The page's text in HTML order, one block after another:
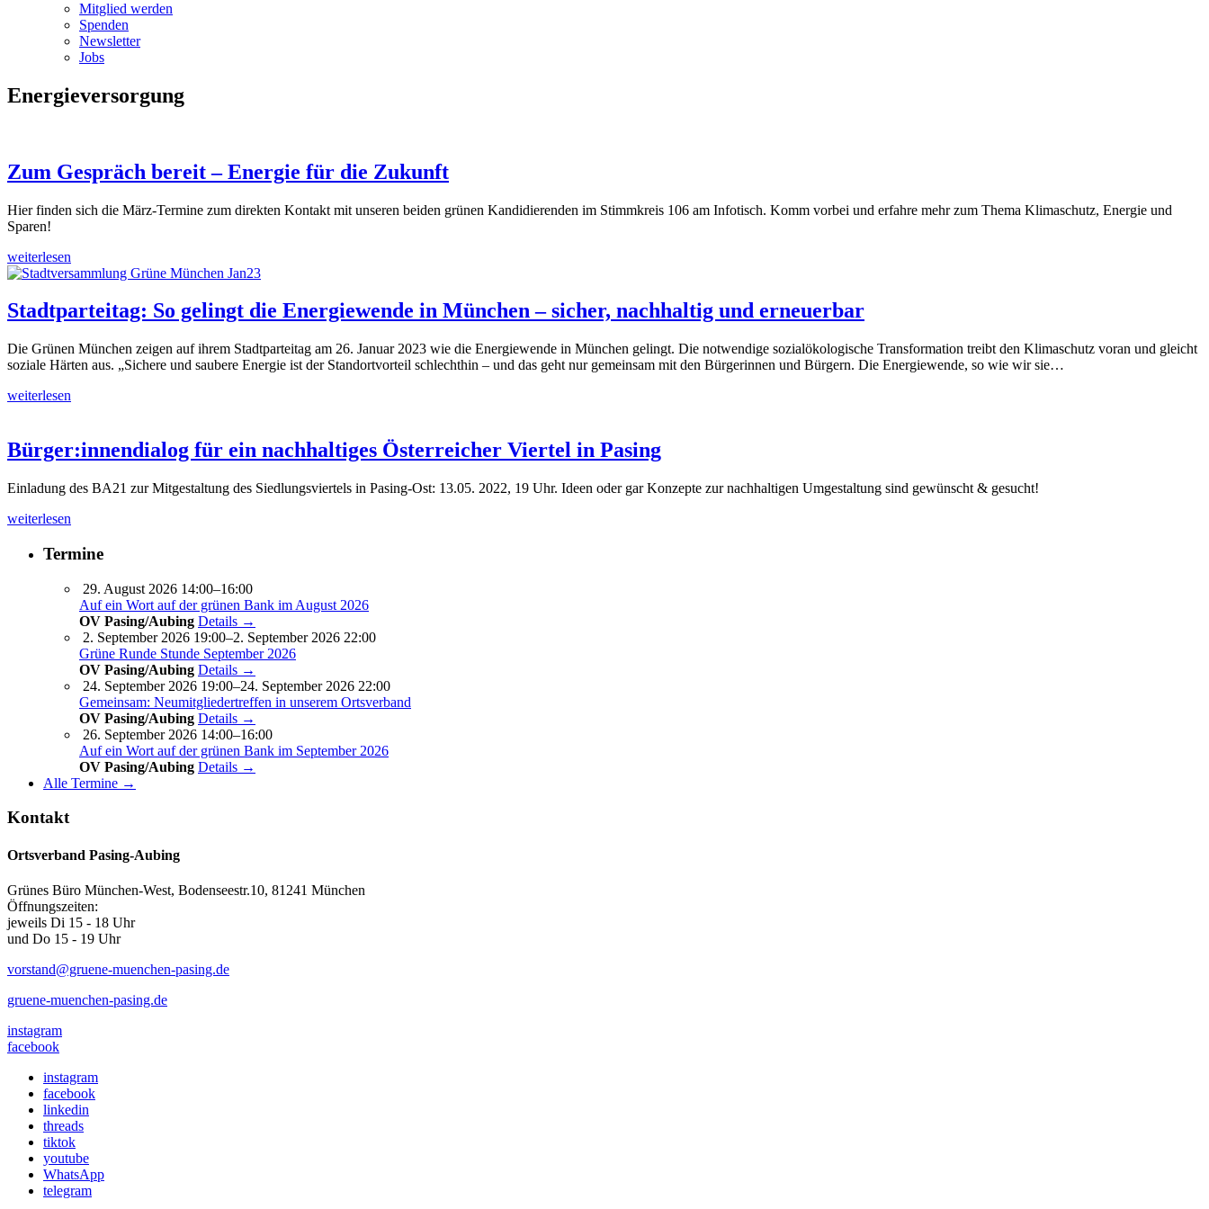
Mitglied werden
Spenden
Newsletter
Jobs
Energieversorgung
Zum Gespräch bereit – Energie für die Zukunft
Hier finden sich die März-Termine zum direkten Kontakt mit unseren beiden grünen Kandidierenden im Stimmkreis 106 am Infotisch. Komm vorbei und erfahre mehr zum Thema Klimaschutz, Energie und
Sparen!
weiterlesen
Stadtparteitag: So gelingt die Energiewende in München – sicher, nachhaltig und erneuerbar
Die Grünen München zeigen auf ihrem Stadtparteitag am 26. Januar 2023 wie die Energiewende in München gelingt. Die notwendige sozialökologische Transformation treibt den Klimaschutz voran und gleicht
soziale Härten aus. „Sichere und saubere Energie ist der Standortvorteil schlechthin – und das geht nur gemeinsam mit den Bürgerinnen und Bürgern. Die Energiewende, so wie wir sie…
weiterlesen
Bürger:innendialog für ein nachhaltiges Österreicher Viertel in Pasing
Einladung des BA21 zur Mitgestaltung des Siedlungsviertels in Pasing-Ost: 13.05. 2022, 19 Uhr. Ideen oder gar Konzepte zur nachhaltigen Umgestaltung sind gewünscht & gesucht!
weiterlesen
Termine
29. August 2026 14:00–16:00
Auf ein Wort auf der grünen Bank im August 2026
OV Pasing/Aubing Details →
2. September 2026 19:00–2. September 2026 22:00
Grüne Runde Stunde September 2026
OV Pasing/Aubing Details →
24. September 2026 19:00–24. September 2026 22:00
Gemeinsam: Neumitgliedertreffen in unserem Ortsverband
OV Pasing/Aubing Details →
26. September 2026 14:00–16:00
Auf ein Wort auf der grünen Bank im September 2026
OV Pasing/Aubing Details →
Alle Termine →
Kontakt
Ortsverband Pasing-Aubing
Grünes Büro München-West, Bodenseestr.10, 81241 München
Öffnungszeiten:
jeweils Di 15 - 18 Uhr
und Do 15 - 19 Uhr
vorstand@gruene-muenchen-pasing.de
gruene-muenchen-pasing.de
instagram
facebook
instagram
facebook
linkedin
threads
tiktok
youtube
WhatsApp
telegram